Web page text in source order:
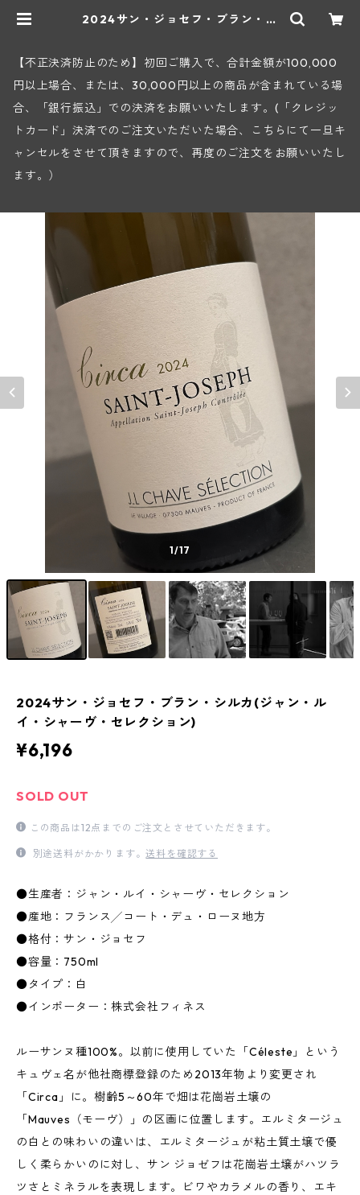
2024サン・ジョセフ・ブラン・シ
インセラー
【不正決済防止のため】初回ご購入で、合計金額が100,000
円以上場合、または、30,000円以上の商品が含まれている場
合、「銀行振込」での決済をお願いいたします。(「クレジッ
トカード」決済でのご注文いただいた場合、こちらにて一旦キ
ャンセルをさせて頂きますので、再度のご注文をお願いいたし
ます。）
1/17
2024サン・ジョセフ・ブラン・シルカ(ジャン・ル
イ・シャーヴ・セレクション)
¥6,196
SOLD OUT
この商品は12点までのご注文とさせていただきます。
別途送料がかかります。送料を確認する
●生産者：ジャン・ルイ・シャーヴ・セレクション
●産地：フランス╱コート・デュ・ローヌ地方
●格付：サン・ジョセフ
●容量：750ml
●タイプ：白
●インポーター：株式会社フィネス
ルーサンヌ種100%。以前に使用していた「Céleste」という
キュヴェ名が他社商標登録のため2013年物より変更され
「Circa」に。樹齢5～60年で畑は花崗岩土壌の
「Mauves（モーヴ）」の区画に位置します。エルミタージュ
の白との味わいの違いは、エルミタージュが粘土質土壌で優
しく柔らかいのに対し、サン ジョゼフは花崗岩土壌がハツラ
ツさとミネラルを表現します。ビワやカラメルの香り、エキ